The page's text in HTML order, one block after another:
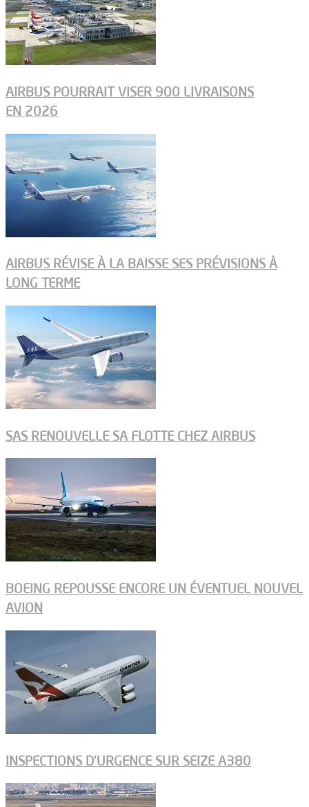
AIRBUS POURRAIT VISER 900 LIVRAISONS
EN 2026
AIRBUS RÉVISE À LA BAISSE SES PRÉVISIONS À
LONG TERME
SAS RENOUVELLE SA FLOTTE CHEZ AIRBUS
BOEING REPOUSSE ENCORE UN ÉVENTUEL NOUVEL
AVION
INSPECTIONS D’URGENCE SUR SEIZE A380